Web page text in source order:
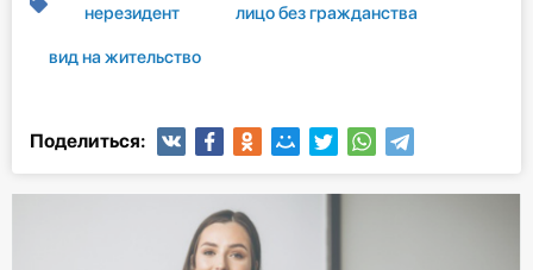
нерезидент лицо без гражданства
вид на жительство
Поделиться: